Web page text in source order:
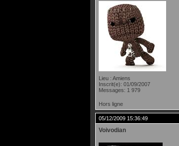
Lieu : Amiens
Inscrit(e): 01/09/2007
Messages: 1 979
Hors ligne
05/12/2009 15:36:49
Voivodian